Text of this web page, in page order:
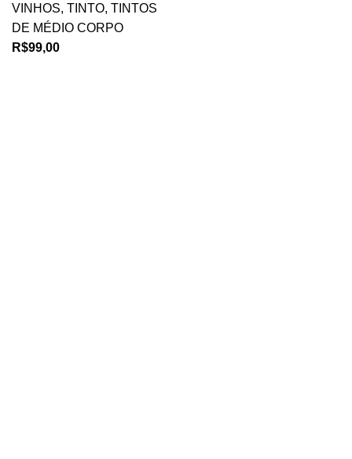
VINHOS, TINTO, TINTOS
DE MÉDIO CORPO
R$99,00